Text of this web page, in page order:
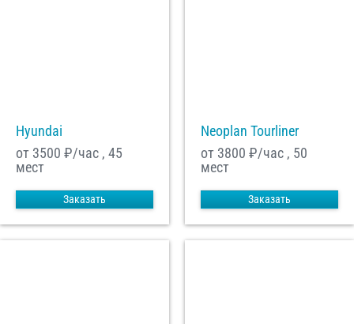
Hyundai
от 3500 ₽/час , 45
мест
Заказать
Neoplan Tourliner
от 3800 ₽/час , 50
мест
Заказать